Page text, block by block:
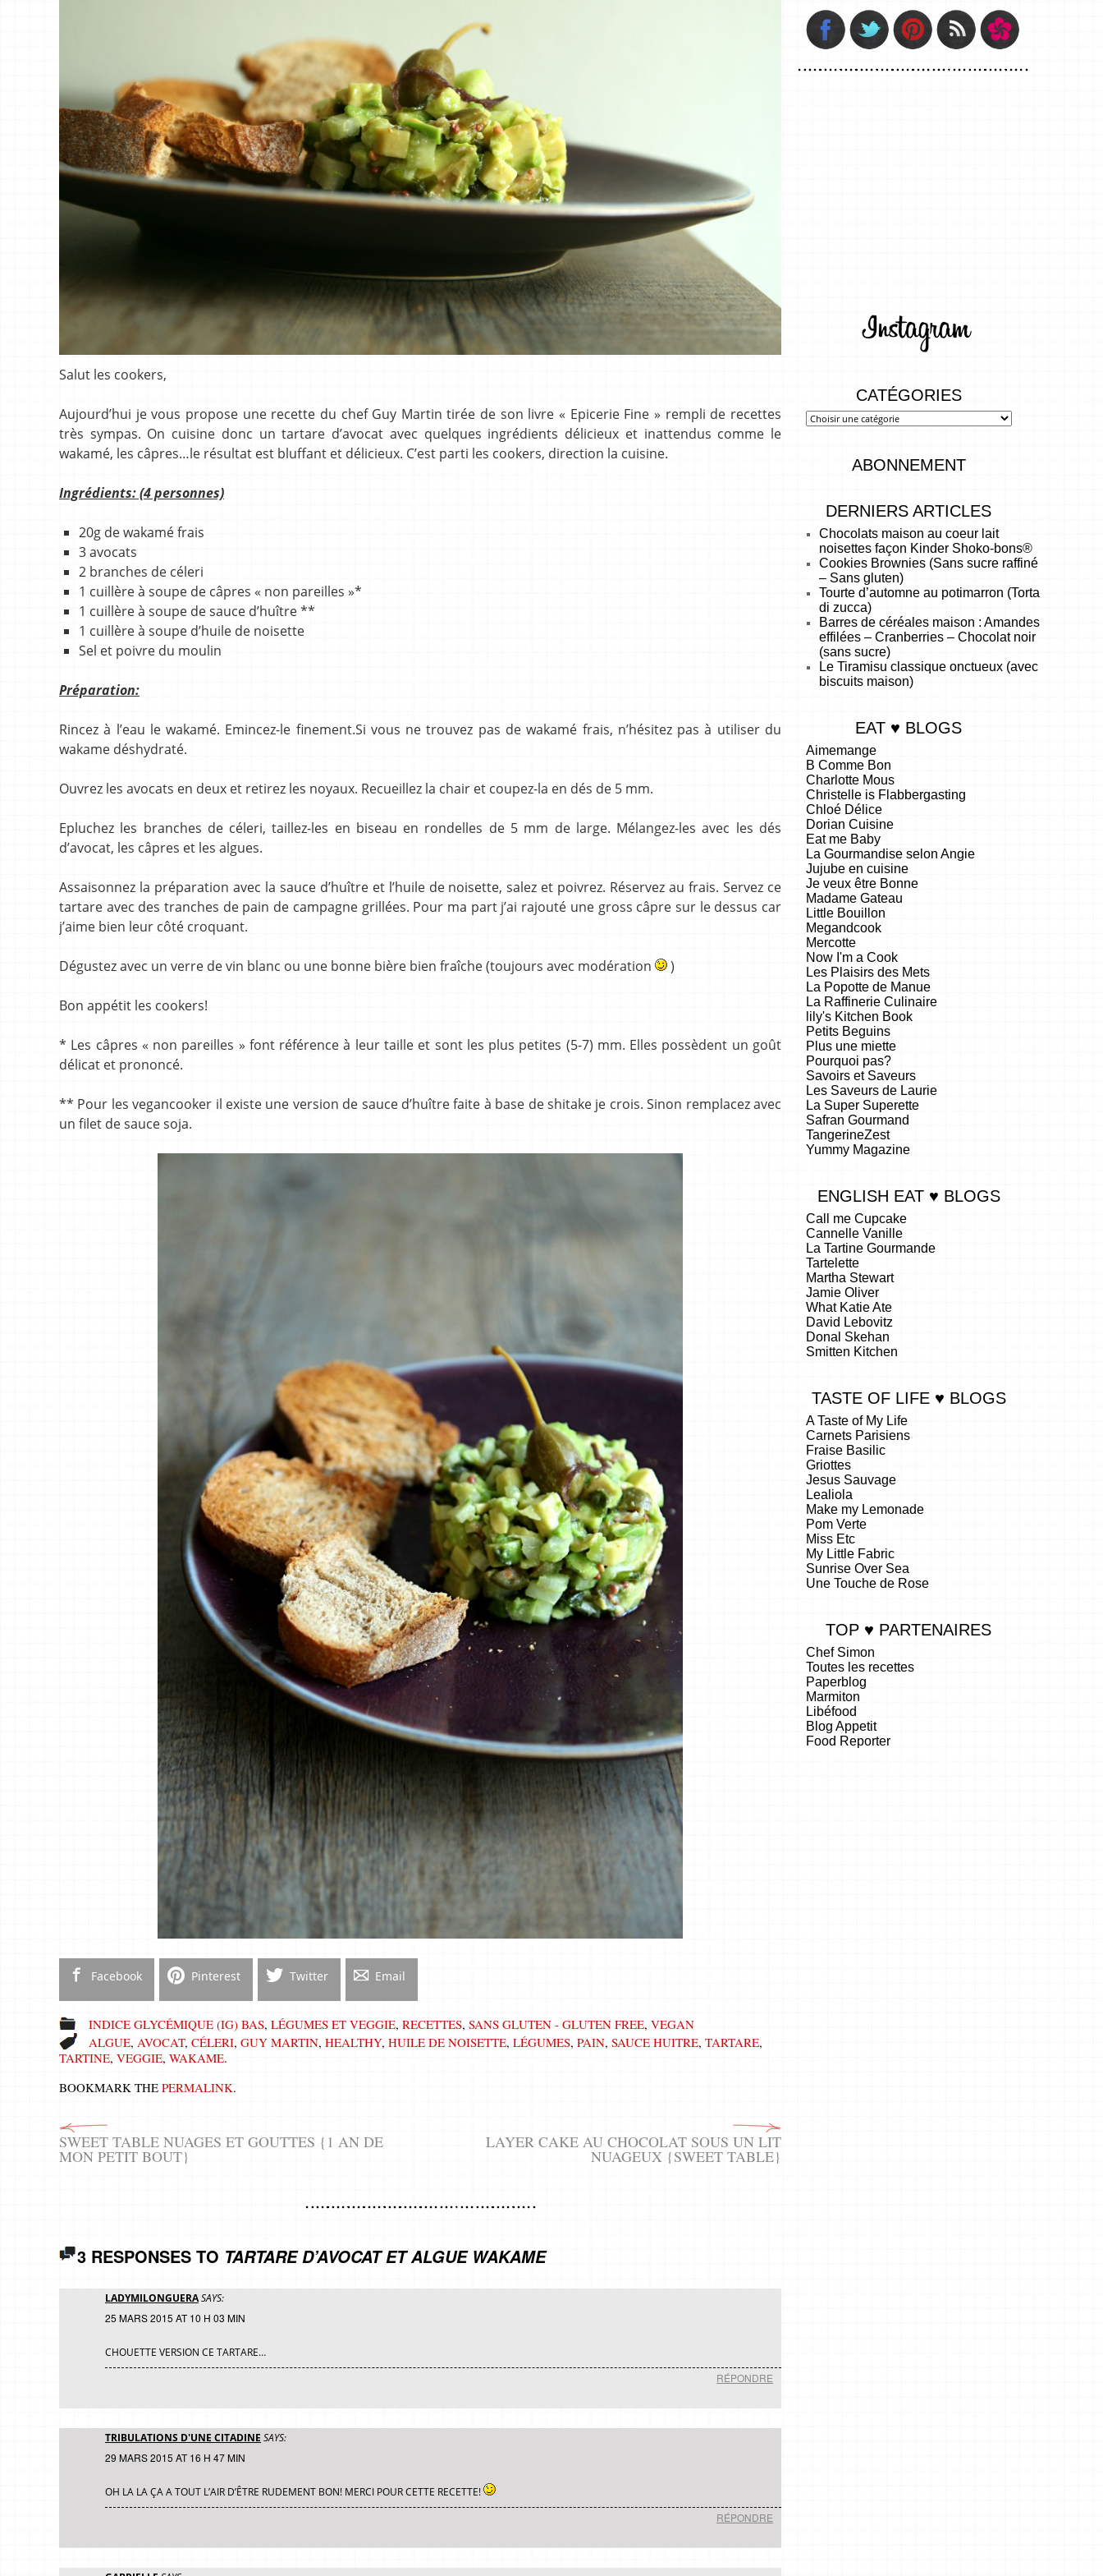
Salut les cookers,
Aujourd’hui je vous propose une recette du chef Guy Martin tirée de son livre « Epicerie Fine » rempli de recettes
très sympas. On cuisine donc un tartare d’avocat avec quelques ingrédients délicieux et inattendus comme le
wakamé, les câpres…le résultat est bluffant et délicieux. C’est parti les cookers, direction la cuisine.
Ingrédients: (4 personnes)
20g de wakamé frais
3 avocats
2 branches de céleri
1 cuillère à soupe de câpres « non pareilles »*
1 cuillère à soupe de sauce d’huître **
1 cuillère à soupe d’huile de noisette
Sel et poivre du moulin
Préparation:
Rincez à l’eau le wakamé. Emincez-le finement.Si vous ne trouvez pas de wakamé frais, n’hésitez pas à utiliser du
wakame déshydraté.
Ouvrez les avocats en deux et retirez les noyaux. Recueillez la chair et coupez-la en dés de 5 mm.
Epluchez les branches de céleri, taillez-les en biseau en rondelles de 5 mm de large. Mélangez-les avec les dés
d’avocat, les câpres et les algues.
Assaisonnez la préparation avec la sauce d’huître et l’huile de noisette, salez et poivrez. Réservez au frais. Servez ce
tartare avec des tranches de pain de campagne grillées. Pour ma part j’ai rajouté une gross câpre sur le dessus car
j’aime bien leur côté croquant.
Dégustez avec un verre de vin blanc ou une bonne bière bien fraîche (toujours avec modération )
Bon appétit les cookers!
* Les câpres « non pareilles » font référence à leur taille et sont les plus petites (5-7) mm. Elles possèdent un goût
délicat et prononcé.
** Pour les vegancooker il existe une version de sauce d’huître faite à base de shitake je crois. Sinon remplacez avec
un filet de sauce soja.
Facebook Pinterest Twitter Email
INDICE GLYCÉMIQUE (IG) BAS, LÉGUMES ET VEGGIE, RECETTES, SANS GLUTEN - GLUTEN FREE, VEGAN
ALGUE, AVOCAT, CÉLERI, GUY MARTIN, HEALTHY, HUILE DE NOISETTE, LÉGUMES, PAIN, SAUCE HUITRE, TARTARE,
TARTINE, VEGGIE, WAKAME.
BOOKMARK THE PERMALINK.
SWEET TABLE NUAGES ET GOUTTES {1 AN DE
MON PETIT BOUT}
LAYER CAKE AU CHOCOLAT SOUS UN LIT
NUAGEUX {SWEET TABLE}
3 RESPONSES TO TARTARE D’AVOCAT ET ALGUE WAKAME
LADYMILONGUERASAYS:
25 MARS 2015 AT 10 H 03 MIN
CHOUETTE VERSION CE TARTARE…
RÉPONDRE
TRIBULATIONS D'UNE CITADINE SAYS:
29 MARS 2015 AT 16 H 47 MIN
OH LA LA ÇA A TOUT L’AIR D’ÊTRE RUDEMENT BON! MERCI POUR CETTE RECETTE!
RÉPONDRE
CATÉGORIES
ABONNEMENT
DERNIERS ARTICLES
Chocolats maison au coeur lait
noisettes façon Kinder Shoko-bons®
Cookies Brownies (Sans sucre raffiné
– Sans gluten)
Tourte d’automne au potimarron (Torta
di zucca)
Barres de céréales maison : Amandes
effilées – Cranberries – Chocolat noir
(sans sucre)
Le Tiramisu classique onctueux (avec
biscuits maison)
EAT ♥ BLOGS
Aimemange
B Comme Bon
Charlotte Mous
Christelle is Flabbergasting
Chloé Délice
Dorian Cuisine
Eat me Baby
La Gourmandise selon Angie
Jujube en cuisine
Je veux être Bonne
Madame Gateau
Little Bouillon
Megandcook
Mercotte
Now I'm a Cook
Les Plaisirs des Mets
La Popotte de Manue
La Raffinerie Culinaire
lily's Kitchen Book
Petits Beguins
Plus une miette
Pourquoi pas?
Savoirs et Saveurs
Les Saveurs de Laurie
La Super Superette
Safran Gourmand
TangerineZest
Yummy Magazine
ENGLISH EAT ♥ BLOGS
Call me Cupcake
Cannelle Vanille
La Tartine Gourmande
Tartelette
Martha Stewart
Jamie Oliver
What Katie Ate
David Lebovitz
Donal Skehan
Smitten Kitchen
TASTE OF LIFE ♥ BLOGS
A Taste of My Life
Carnets Parisiens
Fraise Basilic
Griottes
Jesus Sauvage
Lealiola
Make my Lemonade
Pom Verte
Miss Etc
My Little Fabric
Sunrise Over Sea
Une Touche de Rose
TOP ♥ PARTENAIRES
Chef Simon
Toutes les recettes
Paperblog
Marmiton
Libéfood
Blog Appetit
Food Reporter